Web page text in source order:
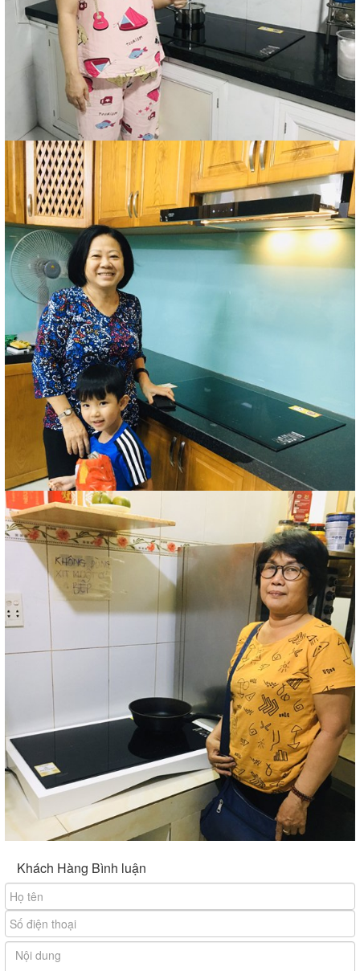
Bếp từ Munchen GM 6839, bếp từ Munchen GM 8925, bếp
từ Munchen M216max A, bếp từ Munchen GM 3631, bếp từ
Munchen GM 2022.
Lý do: Đây đều là những model mới nhất của hãng Munchen
tích hợp đầy đủ những ưu việt mà ở những model cũ chưa
có như: Tính năng: GIÃ ĐÔNG - D tương đương với mức
nhiệt 50-70 độ C, Ủ ẤM - U tương đương với mức nhiệt 70-
80 độ C , RÁN- F tương đương với mức nhiệt 170-190 độ
C", mặc định riêng công suất riêng cho các món bạn nấu,
giúp tiết kiệm điện mà món ăn lại ngon hơn, rất khó kiếm tìm
được chức năng này ở các bếp nhập khẩu thông thường.
Tính năng nấu ăn nhanh siêu tốc với công suất cực đại lên
đến 6000W cho 2 vùng nấu có thể Booster cả 2 vùng ở
model bếp từ Munchen M216max A. Ngoài ra đây đều là
những model thích hợp hệ thống bảng điều khiển riêng biệt
dễ sử dụng thích hợp cả cho người già và trẻ em.
Bếp từ Essen ES 30 ID
Giá hãng: Liên hệ
Đặt Hàng
Bếp từ Essen ES 20 ID
Giá hãng: Liên hệ
Giá: Liên hệ
Đặt Hàng
Bếp từ đôi Essen ES
Bếp từ đôi Essen ES
Khách Hàng Bình luận